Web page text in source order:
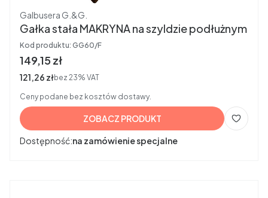
Producent
Galbusera G.&G.
Gałka stała MAKRYNA na szyldzie podłużnym
Kod produktu: GG60/F
Cena brutto
149,15 zł
Cena netto
121,26 złbez 23% VAT
Ceny podane bez kosztów dostawy.
ZOBACZ PRODUKT
Dostępność:na zamówienie specjalne